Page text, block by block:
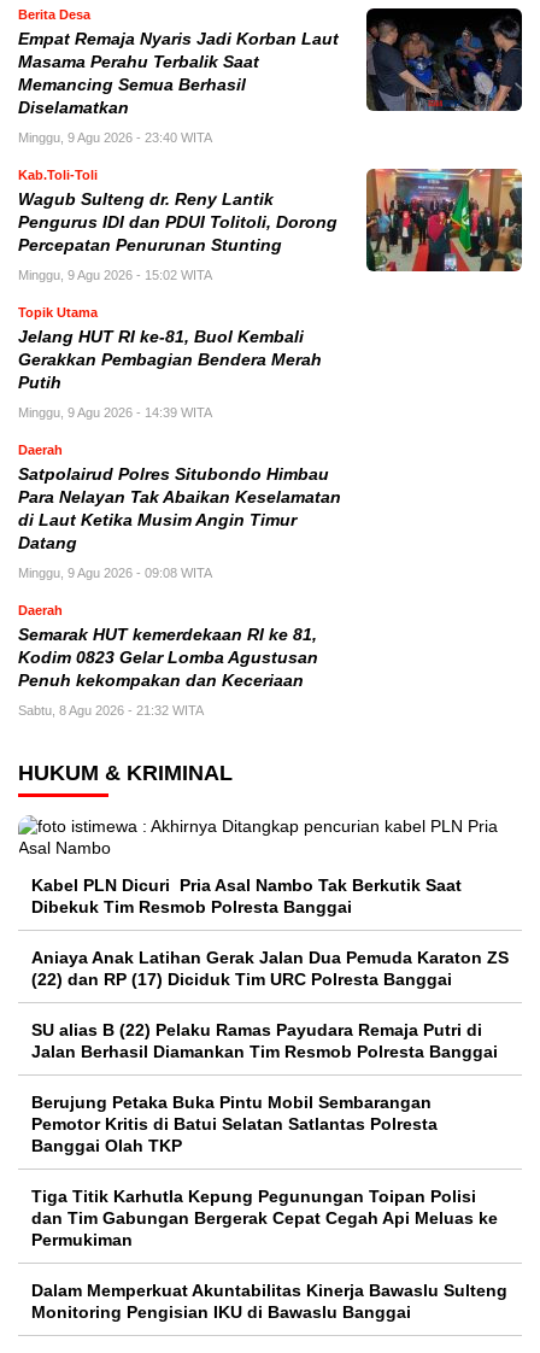
Berita Desa
Empat Remaja Nyaris Jadi Korban Laut
Masama Perahu Terbalik Saat
Memancing Semua Berhasil
Diselamatkan
Minggu, 9 Agu 2026 - 23:40 WITA
Kab.Toli-Toli
Wagub Sulteng dr. Reny Lantik
Pengurus IDI dan PDUI Tolitoli, Dorong
Percepatan Penurunan Stunting
Minggu, 9 Agu 2026 - 15:02 WITA
Topik Utama
Jelang HUT RI ke-81, Buol Kembali
Gerakkan Pembagian Bendera Merah
Putih
Minggu, 9 Agu 2026 - 14:39 WITA
Daerah
Satpolairud Polres Situbondo Himbau
Para Nelayan Tak Abaikan Keselamatan
di Laut Ketika Musim Angin Timur
Datang
Minggu, 9 Agu 2026 - 09:08 WITA
Daerah
Semarak HUT kemerdekaan RI ke 81,
Kodim 0823 Gelar Lomba Agustusan
Penuh kekompakan dan Keceriaan
Sabtu, 8 Agu 2026 - 21:32 WITA
HUKUM & KRIMINAL
Kabel PLN Dicuri Pria Asal Nambo Tak Berkutik Saat
Dibekuk Tim Resmob Polresta Banggai
Aniaya Anak Latihan Gerak Jalan Dua Pemuda Karaton ZS
(22) dan RP (17) Diciduk Tim URC Polresta Banggai
SU alias B (22) Pelaku Ramas Payudara Remaja Putri di
Jalan Berhasil Diamankan Tim Resmob Polresta Banggai
Berujung Petaka Buka Pintu Mobil Sembarangan
Pemotor Kritis di Batui Selatan Satlantas Polresta
Banggai Olah TKP
Tiga Titik Karhutla Kepung Pegunungan Toipan Polisi
dan Tim Gabungan Bergerak Cepat Cegah Api Meluas ke
Permukiman
Dalam Memperkuat Akuntabilitas Kinerja Bawaslu Sulteng
Monitoring Pengisian IKU di Bawaslu Banggai